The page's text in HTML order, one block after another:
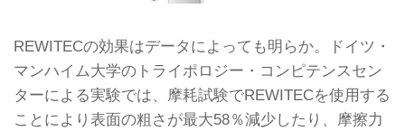
REWITECの効果はデータによっても明らか。ドイツ・
マンハイム大学のトライポロジー・コンピテンスセン
ターによる実験では、摩耗試験でREWITECを使用する
ことにより表面の粗さが最大58％減少したり、摩擦力